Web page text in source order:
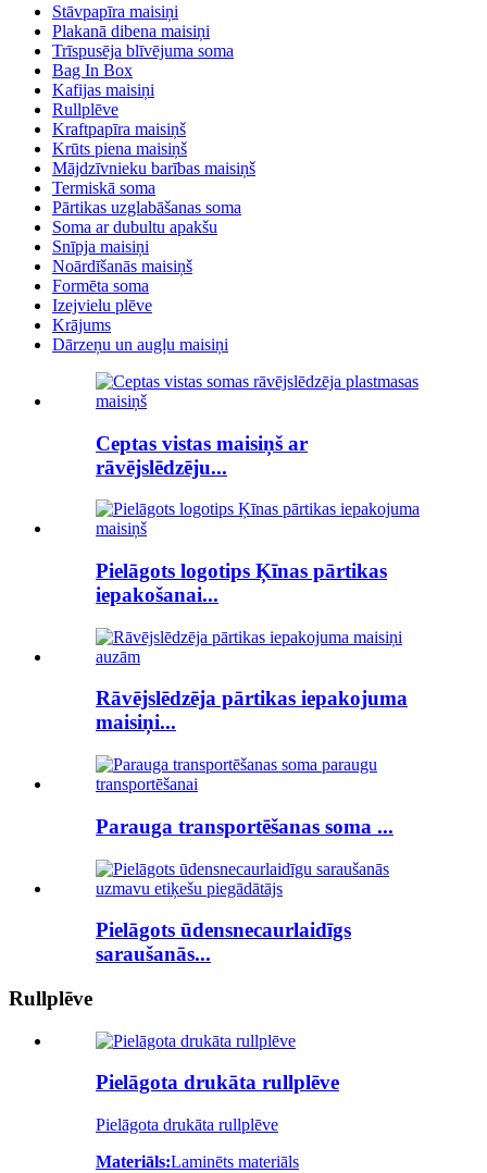
Stāvpapīra maisiņi
Plakanā dibena maisiņi
Trīspusēja blīvējuma soma
Bag In Box
Kafijas maisiņi
Rullplēve
Kraftpapīra maisiņš
Krūts piena maisiņš
Mājdzīvnieku barības maisiņš
Termiskā soma
Pārtikas uzglabāšanas soma
Soma ar dubultu apakšu
Snīpja maisiņi
Noārdīšanās maisiņš
Formēta soma
Izejvielu plēve
Krājums
Dārzeņu un augļu maisiņi
Ceptas vistas maisiņš ar
rāvējslēdzēju...
Pielāgots logotips Ķīnas pārtikas
iepakošanai...
Rāvējslēdzēja pārtikas iepakojuma
maisiņi...
Parauga transportēšanas soma ...
Pielāgots ūdensnecaurlaidīgs
saraušanās...
Rullplēve
Pielāgota drukāta rullplēve
Pielāgota drukāta rullplēve
Materiāls:Laminēts materiāls